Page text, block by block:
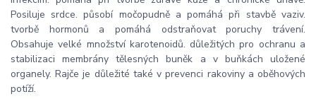
Posiluje srdce. působí močopudně a pomáhá při stavbě vaziv.
tvorbě hormonů a pomáhá odstraňovat poruchy trávení.
Obsahuje velké množství karotenoidů. důležitých pro ochranu a
stabilizaci membrány tělesných buněk a v buňkách uložené
organely. Rajče je důležité také v prevenci rakoviny a oběhových
potíží.